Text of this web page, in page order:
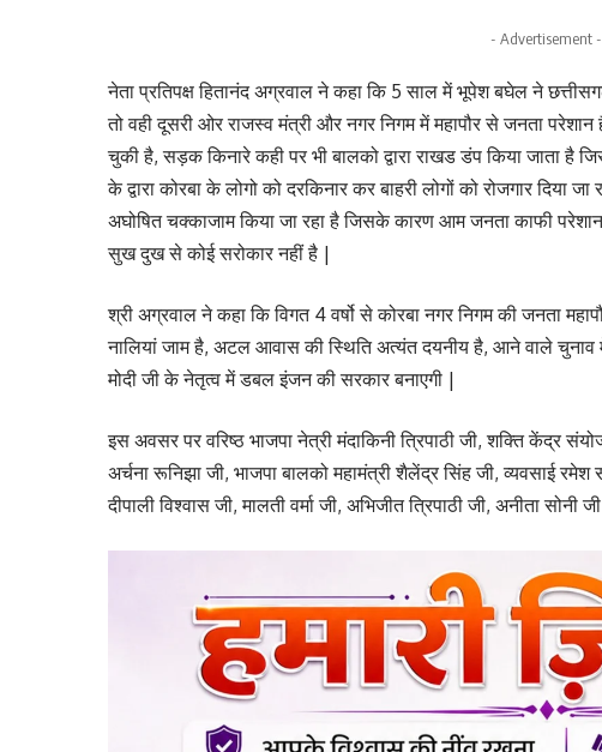
- Advertisement -
नेता प्रतिपक्ष हितानंद अग्रवाल ने कहा कि 5 साल में भूपेश बघेल ने
तो वही दूसरी ओर राजस्व मंत्री और नगर निगम में महापौर से जनता
चुकी है, सड़क किनारे कही पर भी बालको द्वारा राखड डंप किया जाता है
के द्वारा कोरबा के लोगो को दरकिनार कर बाहरी लोगों को रोजगार दिया
अघोषित चक्काजाम किया जा रहा है जिसके कारण आम जनता काफी
सुख दुख से कोई सरोकार नहीं है |
श्री अग्रवाल ने कहा कि विगत 4 वर्षो से कोरबा नगर निगम की जनता
नालियां जाम है, अटल आवास की स्थिति अत्यंत दयनीय है, आने वाले चुनाव
मोदी जी के नेतृत्व में डबल इंजन की सरकार बनाएगी |
इस अवसर पर वरिष्ठ भाजपा नेत्री मंदाकिनी त्रिपाठी जी, शक्ति केंद्र
अर्चना रूनिझा जी, भाजपा बालको महामंत्री शैलेंद्र सिंह जी, व्यवसाई रमेश
दीपाली विश्वास जी, मालती वर्मा जी, अभिजीत त्रिपाठी जी, अनीता सोनी